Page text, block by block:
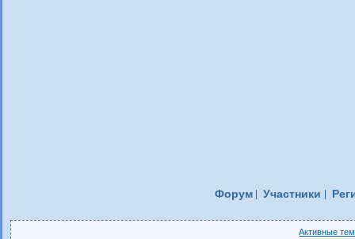
Форум Участники
Активные